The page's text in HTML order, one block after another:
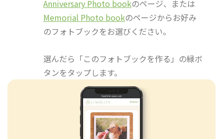
Anniversary Photo bookのページ、または
Memorial Photo bookのページからお好み
のフォトブックをお選びください。
選んだら「このフォトブックを作る」の緑ボ
タンをタップします。